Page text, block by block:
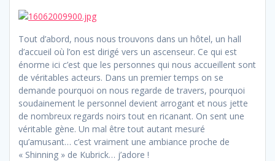
Tout d’abord, nous nous trouvons dans un hôtel, un hall
d’accueil où l’on est dirigé vers un ascenseur. Ce qui est
énorme ici c’est que les personnes qui nous accueillent sont
de véritables acteurs. Dans un premier temps on se
demande pourquoi on nous regarde de travers, pourquoi
soudainement le personnel devient arrogant et nous jette
de nombreux regards noirs tout en ricanant. On sent une
véritable gène. Un mal être tout autant mesuré
qu’amusant… c’est vraiment une ambiance proche de
« Shinning » de Kubrick… j’adore !